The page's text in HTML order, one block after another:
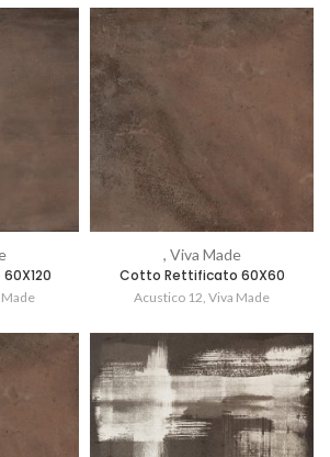
, Viva Made
Cotto Rettificato 60X60
Acustico 12, Viva Made